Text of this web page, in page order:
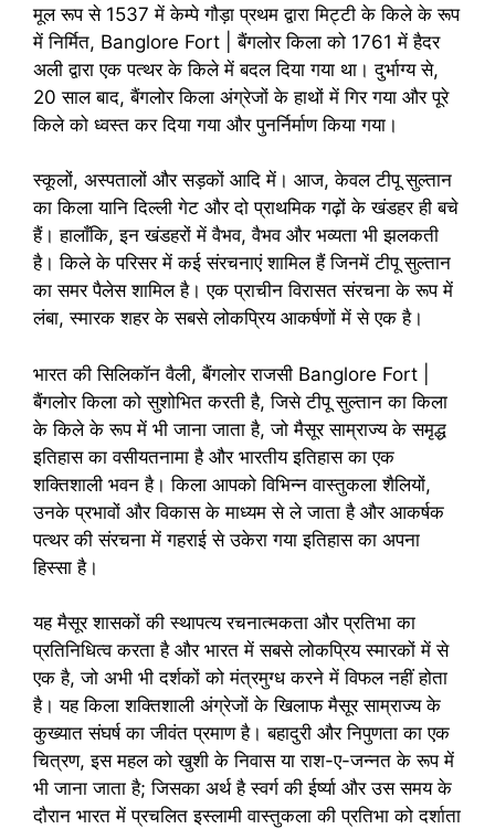
मूल रूप से 1537 में केम्पे गौड़ा प्रथम द्वारा मिट्टी के किले के रूप
में निर्मित, Banglore Fort | बैंगलोर किला को 1761 में हैदर
अली द्वारा एक पत्थर के किले में बदल दिया गया था। दुर्भाग्य से,
20 साल बाद, बैंगलोर किला अंग्रेजों के हाथों में गिर गया और पूरे
किले को ध्वस्त कर दिया गया और पुनर्निर्माण किया गया।
स्कूलों, अस्पतालों और सड़कों आदि में। आज, केवल टीपू सुल्तान
का किला यानि दिल्ली गेट और दो प्राथमिक गढ़ों के खंडहर ही बचे
हैं। हालाँकि, इन खंडहरों में वैभव, वैभव और भव्यता भी झलकती
है। किले के परिसर में कई संरचनाएं शामिल हैं जिनमें टीपू सुल्तान
का समर पैलेस शामिल है। एक प्राचीन विरासत संरचना के रूप में
लंबा, स्मारक शहर के सबसे लोकप्रिय आकर्षणों में से एक है।
भारत की सिलिकॉन वैली, बैंगलोर राजसी Banglore Fort |
बैंगलोर किला को सुशोभित करती है, जिसे टीपू सुल्तान का किला
के किले के रूप में भी जाना जाता है, जो मैसूर साम्राज्य के समृद्ध
इतिहास का वसीयतनामा है और भारतीय इतिहास का एक
शक्तिशाली भवन है। किला आपको विभिन्न वास्तुकला शैलियों,
उनके प्रभावों और विकास के माध्यम से ले जाता है और आकर्षक
पत्थर की संरचना में गहराई से उकेरा गया इतिहास का अपना
हिस्सा है।
यह मैसूर शासकों की स्थापत्य रचनात्मकता और प्रतिभा का
प्रतिनिधित्व करता है और भारत में सबसे लोकप्रिय स्मारकों में से
एक है, जो अभी भी दर्शकों को मंत्रमुग्ध करने में विफल नहीं होता
है। यह किला शक्तिशाली अंग्रेजों के खिलाफ मैसूर साम्राज्य के
कुख्यात संघर्ष का जीवंत प्रमाण है। बहादुरी और निपुणता का एक
चित्रण, इस महल को खुशी के निवास या राश-ए-जन्नत के रूप में
भी जाना जाता है; जिसका अर्थ है स्वर्ग की ईर्ष्या और उस समय के
दौरान भारत में प्रचलित इस्लामी वास्तुकला की प्रतिभा को दर्शाता